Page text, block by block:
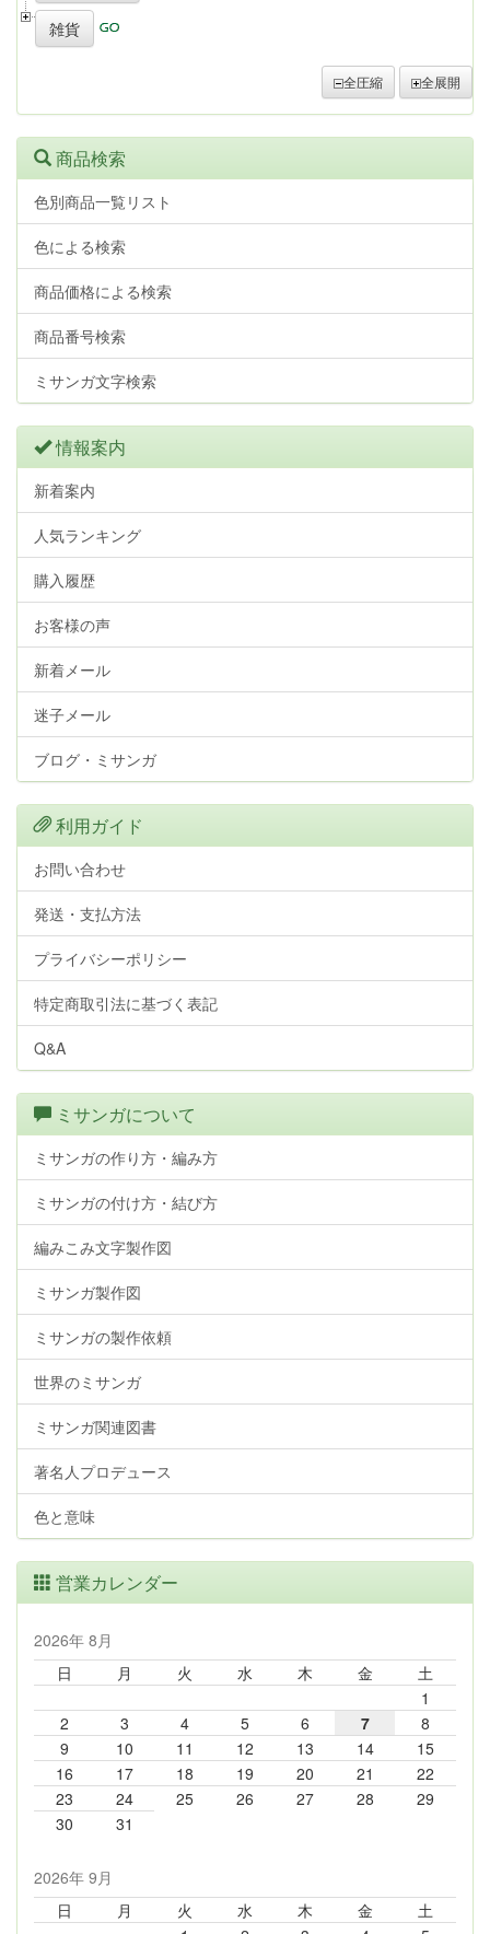
雑貨
全圧縮 全展開
商品検索
色別商品一覧リスト
色による検索
商品価格による検索
商品番号検索
ミサンガ文字検索
情報案内
新着案内
人気ランキング
購入履歴
お客様の声
新着メール
迷子メール
ブログ・ミサンガ
利用ガイド
お問い合わせ
発送・支払方法
プライバシーポリシー
特定商取引法に基づく表記
Q&A
ミサンガについて
ミサンガの作り方・編み方
ミサンガの付け方・結び方
編みこみ文字製作図
ミサンガ製作図
ミサンガの製作依頼
世界のミサンガ
ミサンガ関連図書
著名人プロデュース
色と意味
営業カレンダー
2026年 8月
日
月 火 水 木 金
土
1
2
3 4 5 6 7
8
9
10 11 12 13 14
15
16
17 18 19 20 21
22
23
24 25 26 27 28
29
30
31
2026年 9月
日
月 火 水 木 金
土